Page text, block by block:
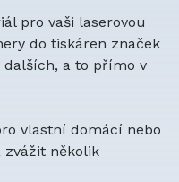
pro vaši laserovou
do tiskáren značek
dalších, a to přímo v
vlastní domácí nebo
zvážit několik